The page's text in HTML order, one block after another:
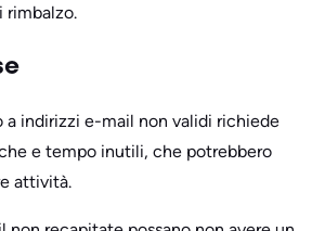
rimbalzo.
a indirizzi e-mail non validi richiede
e tempo inutili, che potrebbero
attività.